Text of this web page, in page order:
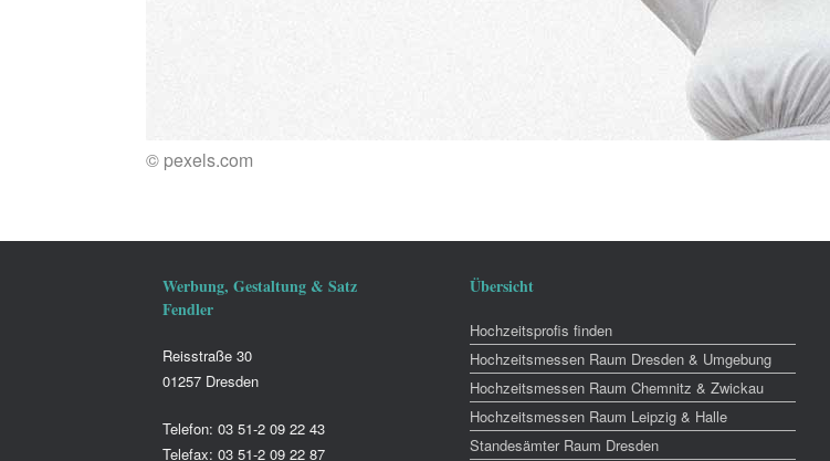
© pexels.com
Werbung, Gestaltung & Satz
Fendler
Reisstraße 30
01257 Dresden
Telefon: 03 51-2 09 22 43
Telefax: 03 51-2 09 22 87
Übersicht
Hochzeitsprofis finden
Hochzeitsmessen Raum Dresden & Umgebung
Hochzeitsmessen Raum Chemnitz & Zwickau
Hochzeitsmessen Raum Leipzig & Halle
Standesämter Raum Dresden